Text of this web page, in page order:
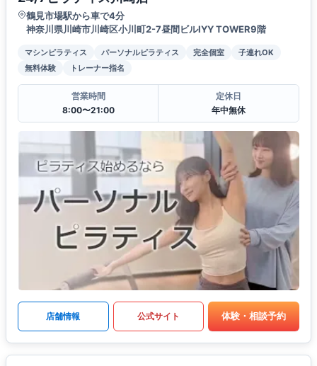
鶴見市場駅から車で4分
神奈川県川崎市川崎区小川町2-7昼間ビルIYY TOWER9階
マシンピラティス パーソナルピラティス 完全個室
子連れOK
無料体験
トレーナー指名
営業時間
8:00〜21:00
定休日
年中無休
店舗情報 公式サイト 体験・相談予約